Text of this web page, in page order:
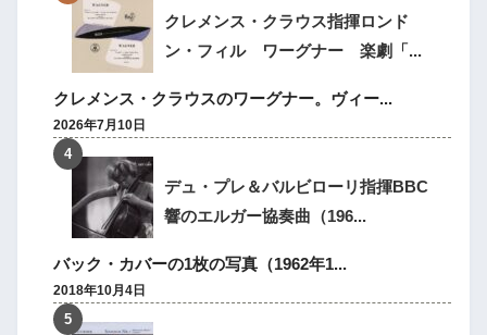
クレメンス・クラウス指揮ロンド
ン・フィル ワーグナー 楽劇「...
クレメンス・クラウスのワーグナー。ヴィー...
2026年7月10日
デュ・プレ＆バルビローリ指揮BBC
響のエルガー協奏曲（196...
バック・カバーの1枚の写真（1962年1...
2018年10月4日